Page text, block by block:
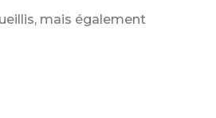
mais également